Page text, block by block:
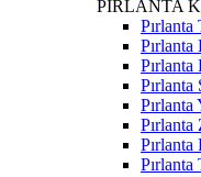
PIRLANTA